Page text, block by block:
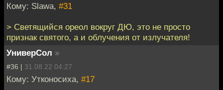
Кому: Slawa, #31
> Светящийся ореол вокруг ДЮ, это не просто
признак святого, а и облучения от излучателя!
УниверСол »
#36 | 31.08.22 04:27
Кому: Утконосиха, #17